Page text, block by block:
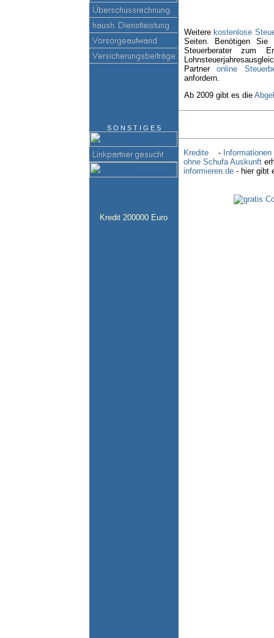
S O N S T I G E S
Kredit 200000 Euro
Weitere kostenlose
Seiten. Benötigen Sie
Steuerberater zum
Partneronline
anfordern.
Ab 2009 gibt es die
Kredite-
ohne Schufa Auskunft
informieren.de- hier gibt